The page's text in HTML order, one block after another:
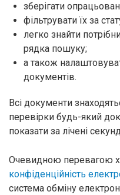
зберігати
фільтрувати їх за
легко знайти
рядка пошуку;
а також
документів.
Всі документи
перевірки будь-який
показати за лічені
Очевидною перевагою
конфіденційність
система обміну